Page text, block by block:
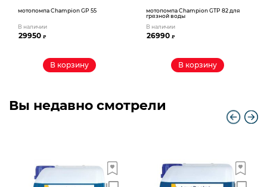
мотопомпа Champion GP 55
В наличии
29950₽
В корзину
мотопомпа Champion GTP 82 для
грязной воды
В наличии
26990₽
В корзину
Вы недавно смотрели